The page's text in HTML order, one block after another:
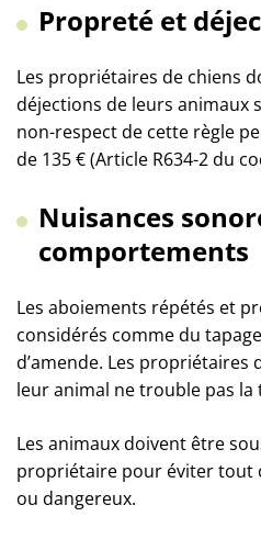
Propreté et
Les propriétaires de chiens
déjections de leurs animaux
non-respect de cette règle
de 135 € (Article R634-2 du
Nuisances
comportements
Les aboiements répétés et
considérés comme du
d’amende. Les propriétaires
leur animal ne trouble pas
Les animaux doivent être
propriétaire pour éviter tout
ou dangereux.